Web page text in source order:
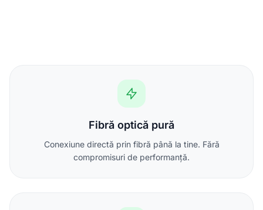
Fibră optică pură
Conexiune directă prin fibră până la tine. Fără
compromisuri de performanță.